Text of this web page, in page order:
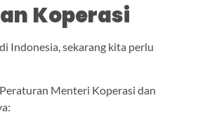
Koperasi
Indonesia, sekarang kita perlu
Menteri Koperasi dan